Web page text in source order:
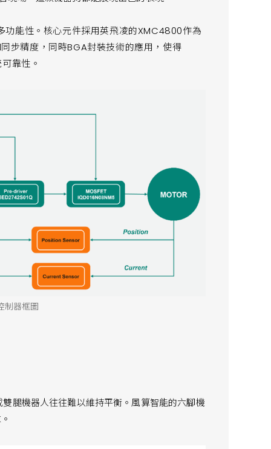
制器框圖
功能性。核心元件採用英飛凌的XMC4800作為
步精度，同時BGA封裝技術的應用，使得
靠性。
腿機器人往往難以維持平衡。風算智能的六腳機